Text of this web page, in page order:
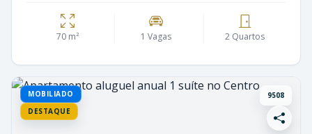
70 m² 1 Vagas 2 Quartos
MOBILIADO
DESTAQUE
9508